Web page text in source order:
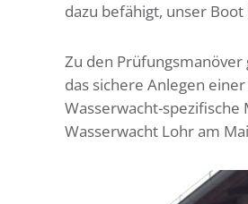
dazu befähigt, unser
Zu den
das sichere Anlegen
Wasserwacht-
Wasserwacht Lohr am